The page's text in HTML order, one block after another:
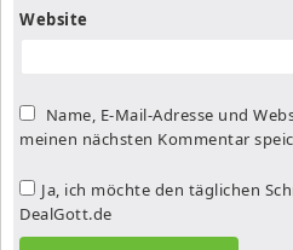
Website
Name, E-Mail-Adresse und
meinen nächsten Kommentar
Ja, ich möchte den täglichen
DealGott.de